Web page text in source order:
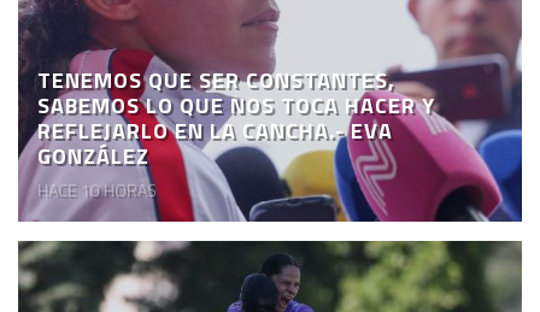
TENEMOS QUE SER CONSTANTES,
SABEMOS LO QUE NOS TOCA HACER Y
REFLEJARLO EN LA CANCHA.- EVA
GONZÁLEZ
HACE 10 HORAS